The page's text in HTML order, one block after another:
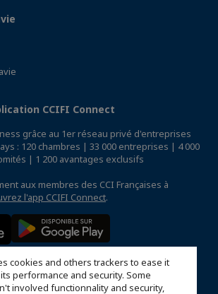
cookies and others trackers to ease it
performance and security. Some
involved functionnality and security,
CCIFI Connect
grâce au 1er réseau privé d'entreprises
: 120 chambres | 33 000 entreprises | 4 000
| 1 200 avantages exclusifs
aux membres des CCI Françaises à
l'app CCIFI Connect.